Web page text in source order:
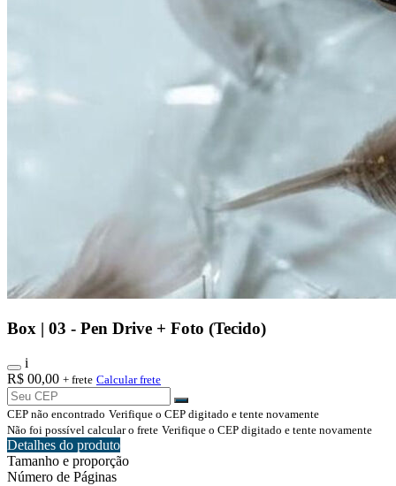
Box | 03 - Pen Drive + Foto (Tecido)
i
R$ 00,00 + frete Calcular frete
CEP não encontrado Verifique o CEP digitado e tente novamente
Não foi possível calcular o frete Verifique o CEP digitado e tente novamente
Detalhes do produto
Tamanho e proporção
Número de Páginas